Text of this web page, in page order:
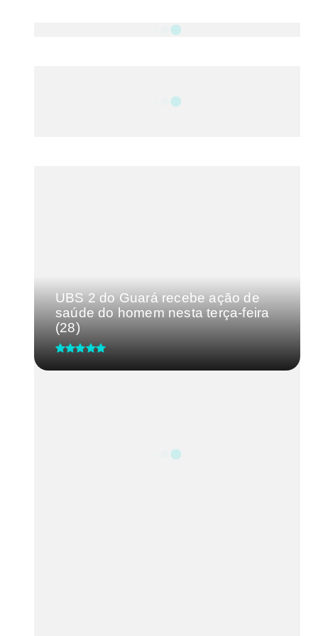
FILMES E SÉRIES
UBS 2 do Guará recebe ação de
saúde do homem nesta terça-feira
(28)